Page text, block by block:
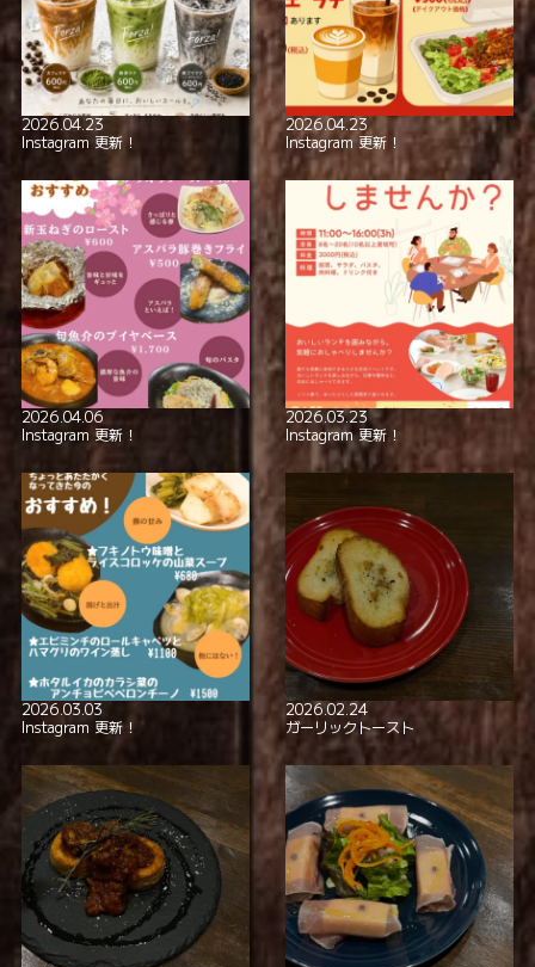
2026.04.23
Instagram 更新！
2026.04.23
Instagram 更新！
2026.04.06
Instagram 更新！
2026.03.23
Instagram 更新！
2026.03.03
Instagram 更新！
2026.02.24
ガーリックトースト